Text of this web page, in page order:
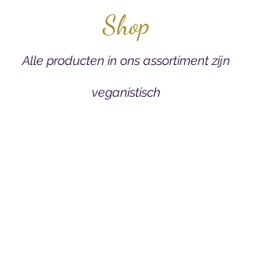
Shop
Alle producten in ons assortiment zijn
veganistisch